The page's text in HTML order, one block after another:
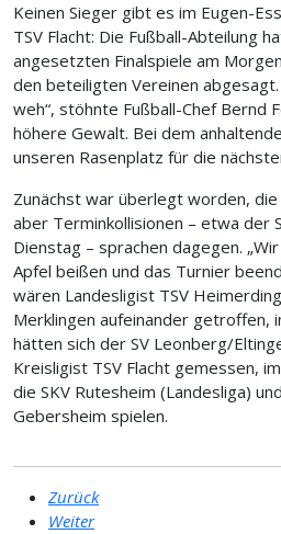
Keinen Sieger gibt es im Eugen-
TSV Flacht: Die Fußball-Abteilung
angesetzten Finalspiele am
den beteiligten Vereinen
weh“, stöhnte Fußball-Chef Bernd
höhere Gewalt. Bei dem
unseren Rasenplatz für die
Zunächst war überlegt worden,
aber Terminkollisionen – etwa der
Dienstag – sprachen dagegen.
Apfel beißen und das Turnier
wären Landesligist TSV
Merklingen aufeinander getroffen,
hätten sich der SV Leonberg/
Kreisligist TSV Flacht gemessen,
die SKV Rutesheim (Landesliga)
Gebersheim spielen.
Zurück
Weiter